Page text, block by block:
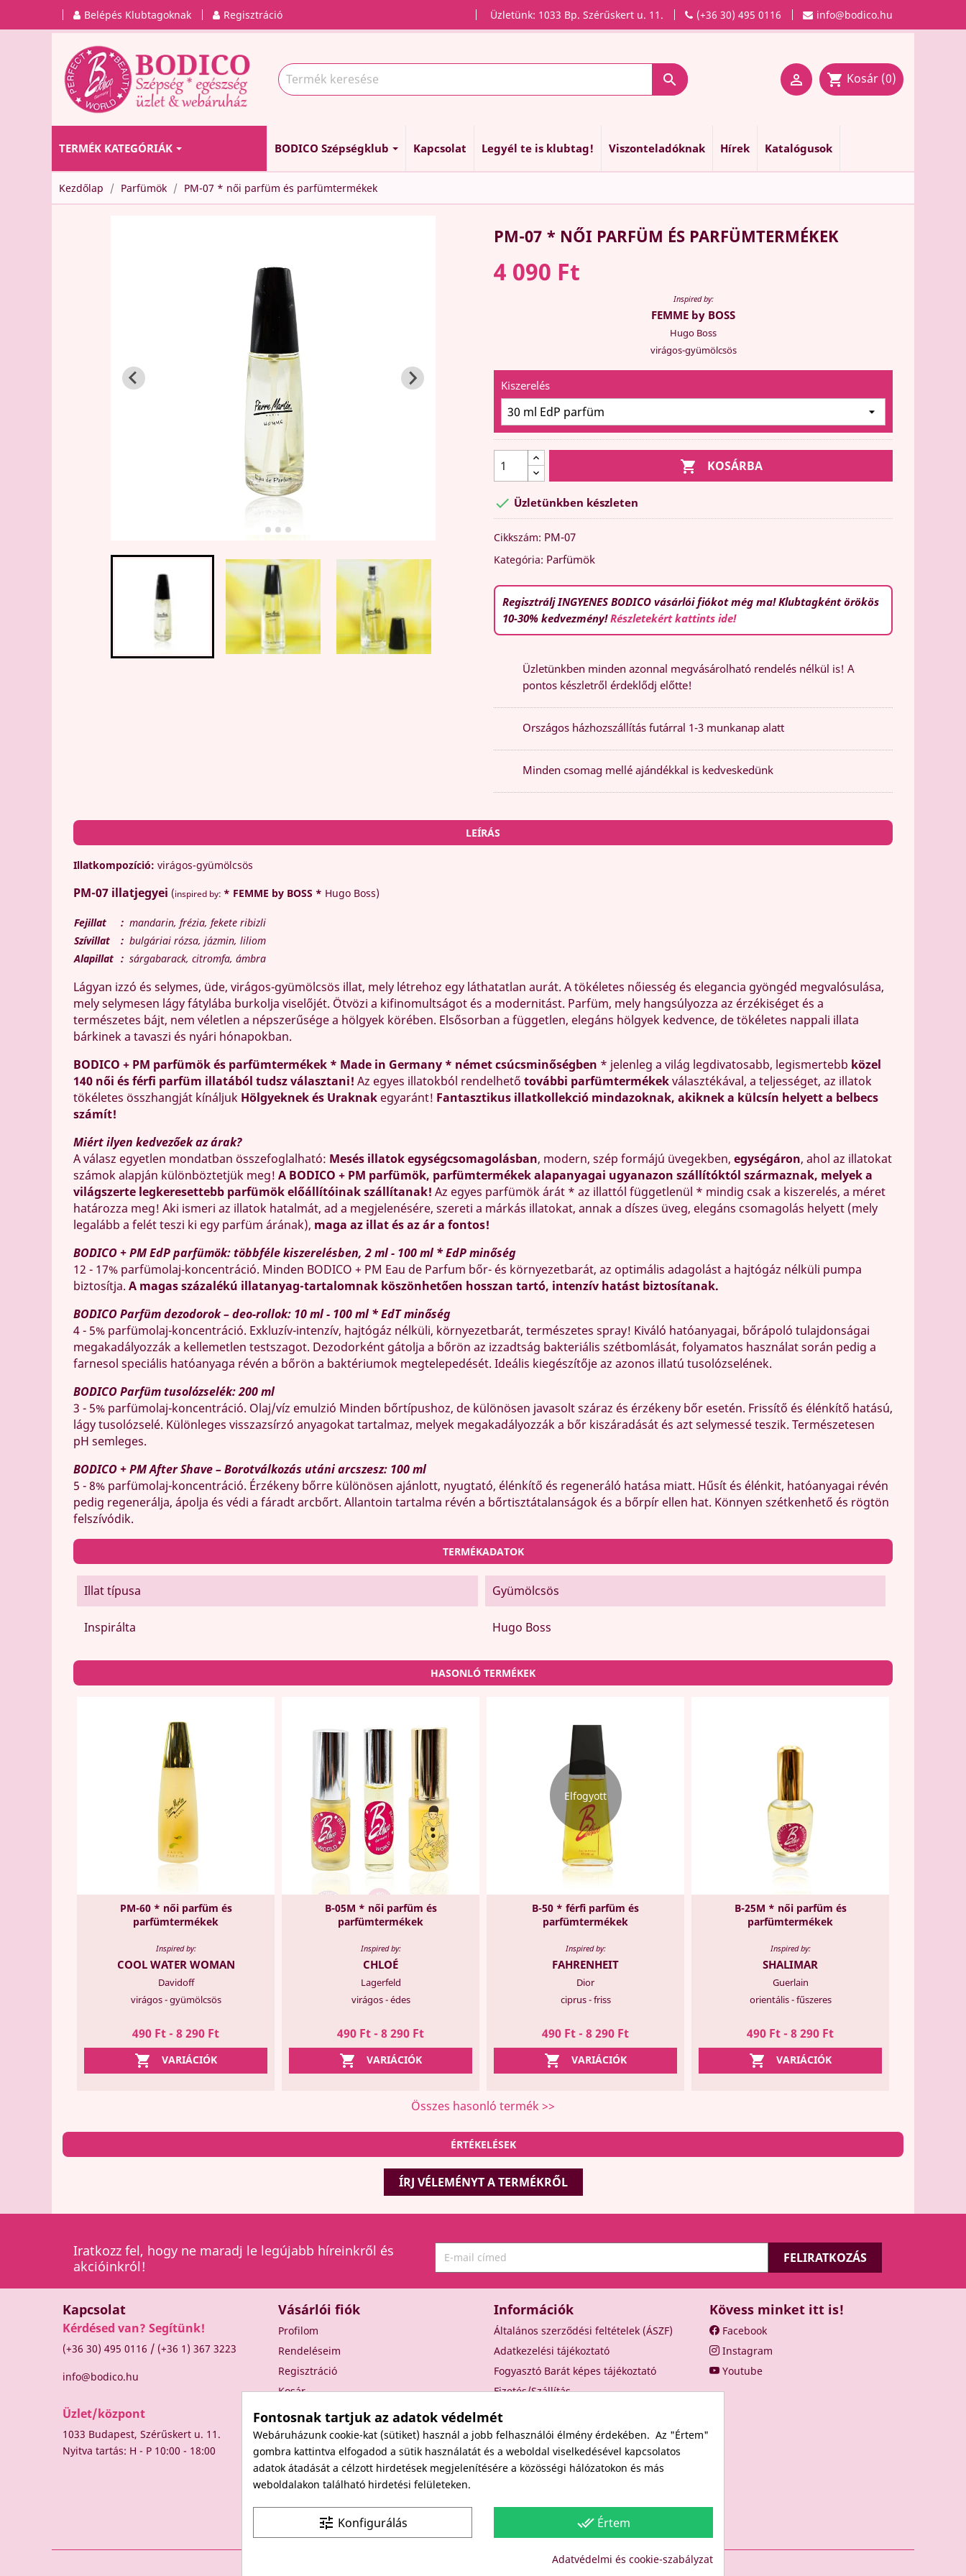
Belépés Klubtagoknak Regisztráció info@bodico.hu
(+36 30) 495 0116
Üzletünk: 1033 Bp. Szérűskert u. 11.
  shopping_cart Kosár (0)
TERMÉK KATEGÓRIÁK BODICO Szépségklub Kapcsolat Legyél te is klubtag! Viszonteladóknak Hírek Katalógusok
Kezdőlap Parfümök PM-07 * női parfüm és parfümtermékek
PM-07 * NŐI PARFÜM ÉS PARFÜMTERMÉKEK
4 090 Ft
Inspired by:
FEMME by BOSS
Hugo Boss
virágos-gyümölcsös
Kiszerelés
 KOSÁRBA
 Üzletünkben készleten
Cikkszám: PM-07
Kategória: Parfümök
Regisztrálj INGYENES BODICO vásárlói fiókot még ma! Klubtagként örökös
10-30% kedvezmény!Részletekért kattints ide!
Üzletünkben minden azonnal megvásárolható rendelés nélkül is! A
pontos készletről érdeklődj előtte!
Országos házhozszállítás futárral 1-3 munkanap alatt
Minden csomag mellé ajándékkal is kedveskedünk
LEÍRÁS
Illatkompozíció: virágos-gyümölcsös
PM-07 illatjegyei (inspired by: * FEMME by BOSS * Hugo Boss)
Fejillat : mandarin, frézia, fekete ribizli
Szívillat
: bulgáriai rózsa, jázmin, liliom
Alapillat : sárgabarack, citromfa, ámbra
Lágyan izzó és selymes, üde, virágos-gyümölcsös illat, mely létrehoz egy láthatatlan aurát. A tökéletes nőiesség és elegancia gyöngéd megvalósulása,
mely selymesen lágy fátylába burkolja viselőjét. Ötvözi a kifinomultságot és a modernitást. Parfüm, mely hangsúlyozza az érzékiséget és a
természetes bájt, nem véletlen a népszerűsége a hölgyek körében. Elsősorban a független, elegáns hölgyek kedvence, de tökéletes nappali illata
bárkinek a tavaszi és nyári hónapokban.
BODICO + PM parfümök és parfümtermékek * Made in Germany * német csúcsminőségben * jelenleg a világ legdivatosabb, legismertebb közel
140 női és férfi parfüm illatából tudsz választani! Az egyes illatokból rendelhető további parfümtermékekválasztékával, a teljességet, az illatok
tökéletes összhangját kínáljuk Hölgyeknek és Uraknak egyaránt! Fantasztikus illatkollekció mindazoknak, akiknek a külcsín helyett a belbecs
számít!
Miért ilyen kedvezőek az árak?
A válasz egyetlen mondatban összefoglalható: Mesés illatok egységcsomagolásban, modern, szép formájú üvegekben, egységáron, ahol az illatokat
számok alapján különböztetjük meg! A BODICO + PM parfümök, parfümtermékek alapanyagai ugyanazon szállítóktól származnak, melyek a
világszerte legkeresettebb parfümök előállítóinak szállítanak! Az egyes parfümök árát * az illattól függetlenül * mindig csak a kiszerelés, a méret
határozza meg! Aki ismeri az illatok hatalmát, ad a megjelenésére, szereti a márkás illatokat, annak a díszes üveg, elegáns csomagolás helyett (mely
legalább a felét teszi ki egy parfüm árának), maga az illat és az ár a fontos!
BODICO + PM EdP parfümök: többféle kiszerelésben, 2 ml - 100 ml * EdP minőség
12 - 17% parfümolaj-koncentráció. Minden BODICO + PM Eau de Parfum bőr- és környezetbarát, az optimális adagolást a hajtógáz nélküli pumpa
biztosítja. A magas százalékú illatanyag-tartalomnak köszönhetően hosszan tartó, intenzív hatást biztosítanak.
BODICO Parfüm dezodorok – deo-rollok: 10 ml - 100 ml * EdT minőség
4 - 5% parfümolaj-koncentráció. Exkluzív-intenzív, hajtógáz nélküli, környezetbarát, természetes spray! Kiváló hatóanyagai, bőrápoló tulajdonságai
megakadályozzák a kellemetlen testszagot. Dezodorként gátolja a bőrön az izzadtság bakteriális szétbomlását, folyamatos használat során pedig a
farnesol speciális hatóanyaga révén a bőrön a baktériumok megtelepedését. Ideális kiegészítője az azonos illatú tusolózselének.
BODICO Parfüm tusolózselék: 200 ml
3 - 5% parfümolaj-koncentráció. Olaj/víz emulzió Minden bőrtípushoz, de különösen javasolt száraz és érzékeny bőr esetén. Frissítő és élénkítő hatású,
lágy tusolózselé. Különleges visszazsírzó anyagokat tartalmaz, melyek megakadályozzák a bőr kiszáradását és azt selymessé teszik. Természetesen
pH semleges.
BODICO + PM After Shave – Borotválkozás utáni arcszesz: 100 ml
5 - 8% parfümolaj-koncentráció. Érzékeny bőrre különösen ajánlott, nyugtató, élénkítő és regeneráló hatása miatt. Hűsít és élénkit, hatóanyagai révén
pedig regenerálja, ápolja és védi a fáradt arcbőrt. Allantoin tartalma révén a bőrtisztátalanságok és a bőrpír ellen hat. Könnyen szétkenhető és rögtön
felszívódik.
TERMÉKADATOK
Illat típusa Gyümölcsös
Inspirálta Hugo Boss
HASONLÓ TERMÉKEK
PM-60 * női parfüm és
parfümtermékek
Inspired by:
COOL WATER WOMAN
Davidoff
virágos - gyümölcsös
490 Ft - 8 290 Ft
 VARIÁCIÓK
B-05M * női parfüm és
parfümtermékek
Inspired by:
CHLOÉ
Lagerfeld
virágos - édes
490 Ft - 8 290 Ft
 VARIÁCIÓK
Elfogyott
B-50 * férfi parfüm és
parfümtermékek
Inspired by:
FAHRENHEIT
Dior
ciprus - friss
490 Ft - 8 290 Ft
 VARIÁCIÓK
B-25M * női parfüm és
parfümtermékek
Inspired by:
SHALIMAR
Guerlain
orientális - fűszeres
490 Ft - 8 290 Ft
 VARIÁCIÓK
Összes hasonló termék >>
ÉRTÉKELÉSEK
ÍRJ VÉLEMÉNYT A TERMÉKRŐL
Iratkozz fel, hogy ne maradj le legújabb híreinkről és
akcióinkról!
Kapcsolat
Kérdésed van? Segítünk!
(+36 30) 495 0116 / (+36 1) 367 3223
info@bodico.hu
Üzlet/központ
1033 Budapest, Szérűskert u. 11.
Nyitva tartás: H - P 10:00 - 18:00
Vásárlói fiók
Profilom
Rendeléseim
Regisztráció
Kosár
Információk
Általános szerződési feltételek (ÁSZF)
Adatkezelési tájékoztató
Fogyasztó Barát képes tájékoztató
Fizetés/Szállítás
Elállási nyilatkozat
Elállás a szerződéstől
Rólunk
Kapcsolat
Kövess minket itt is!
Facebook
Instagram
Youtube
Site protected by reCAPTCHA. Terms
Fontosnak tartjuk az adatok védelmét
Webáruházunk cookie-kat (sütiket) használ a jobb felhasználói élmény érdekében. Az "Értem"
gombra kattintva elfogadod a sütik használatát és a weboldal viselkedésével kapcsolatos
adatok átadását a célzott hirdetések megjelenítésére a közösségi hálózatokon és más
weboldalakon található hirdetési felületeken.
done_all Értem
tune Konfigurálás
Adatvédelmi és cookie-szabályzat